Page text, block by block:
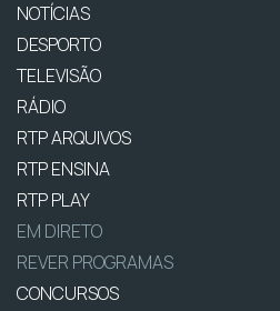
NOTÍCIAS
DESPORTO
TELEVISÃO
RÁDIO
RTP ARQUIVOS
RTP ENSINA
RTP PLAY
EM DIRETO
REVER PROGRAMAS
CONCURSOS